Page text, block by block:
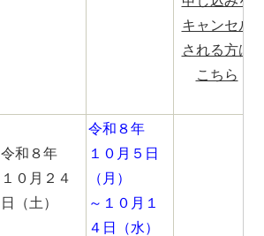
キャンセル
される方は
こちら
令和８年
１０月２４
日（土）
令和８年
１０月５日
（月）
～１０月１
４日（水）